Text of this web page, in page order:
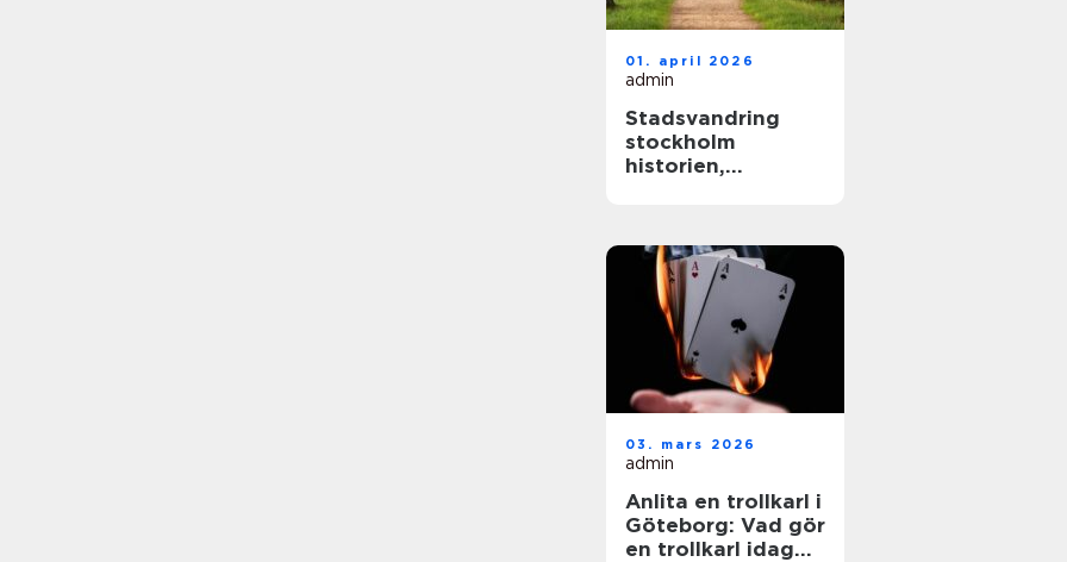
01. april 2026
admin
Stadsvandring
stockholm
historien,
03. mars 2026
admin
Anlita en trollkarl i
Göteborg: Vad gör
en trollkarl idag